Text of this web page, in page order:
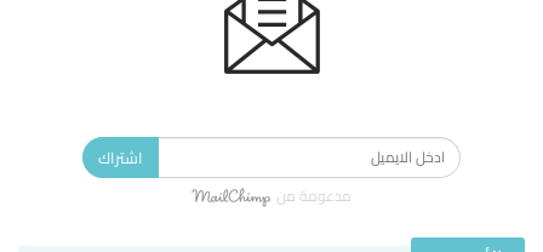
اشتراك
مدعومة من